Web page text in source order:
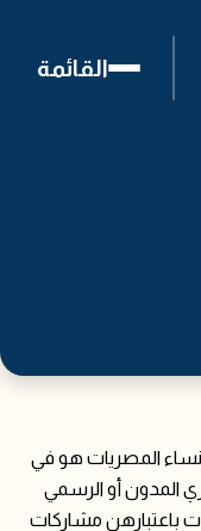
القائمة
المصريات هو في
المدون أو الرسمي
باعتبارهن مشاركات